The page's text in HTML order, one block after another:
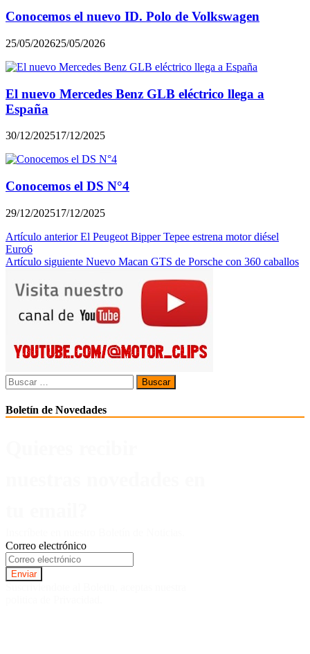
Conocemos el nuevo ID. Polo de Volkswagen
25/05/202625/05/2026
El nuevo Mercedes Benz GLB eléctrico llega a
España
30/12/202517/12/2025
Conocemos el DS N°4
29/12/202517/12/2025
Navegación
de
Artículo anterior El Peugeot Bipper Tepee estrena motor diésel
Euro6
Artículo siguiente Nuevo Macan GTS de Porsche con 360 caballos
Buscar:
Boletín de Novedades
Correo electrónico